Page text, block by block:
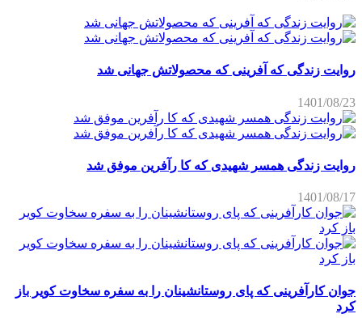
روایت زندگی که آفرینی که محصولاتش جهانی شد
1401/08/23
روایت زندگی همسر شهیدی که کا رآفرین موفق شد
1401/08/17
جوان کارآفرینی که پای روستانشینان را به سفره سخاوت کویر باز
کرد